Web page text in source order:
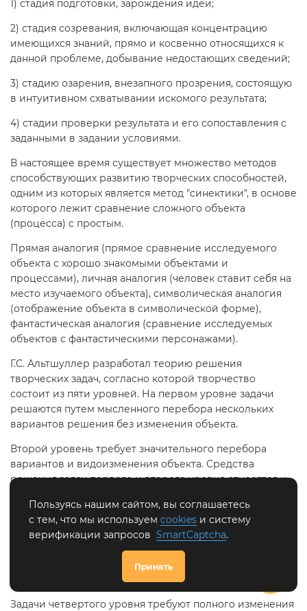
1) стадия подготовки, зарождения идеи;
2) стадия созревания, включающая концентрацию
имеющихся знаний, прямо и косвенно относящихся к
данной проблеме, добывание недостающих сведений;
3) стадию озарения, внезапного прозрения, состоящую
в интуитивном схватывании искомого результата;
4) стадии проверки результата и его сопоставления с
заданными в задании условиями.
В настоящее время существует множество методов
способствующих развитию творческих способностей,
одним из которых является метод "синектики", в основе
которого лежит сравнение сложного объекта
(процесса) с простым.
Прямая аналогия (прямое сравнение исследуемого
объекта с хорошо знакомыми объектами и
процессами), личная аналогия (человек ставит себя на
место изучаемого объекта), символическая аналогия
(отображение объекта в символической форме),
фантастическая аналогия (сравнение исследуемых
объектов с фантастическими персонажами).
Г.С. Альтшуллер разработал теорию решения
творческих задач, согласно которой творчество
состоит из пяти уровней. На первом уровне задачи
решаются путем мысленного перебора нескольких
вариантов решения без изменения объекта.
Второй уровень требует значительного перебора
вариантов и видоизменения объекта. Средства
решения задач первого и второго уровня относятся к
Задачи третьего уровня для своего решения требуют
привлечения средств из других областей, вследствие
чего совершенствуемый объект должен быть серьезно
измен ен. Приемы решения задач этого уровня
приходится искать в смежных областях знаний.
Задачи четвертого уровня требуют полного изменения
Пользуясь нашим сайтом, вы соглашаетесь
с тем, что мы используем cookies и систему
верификации запросов SmartCaptcha.
Принять